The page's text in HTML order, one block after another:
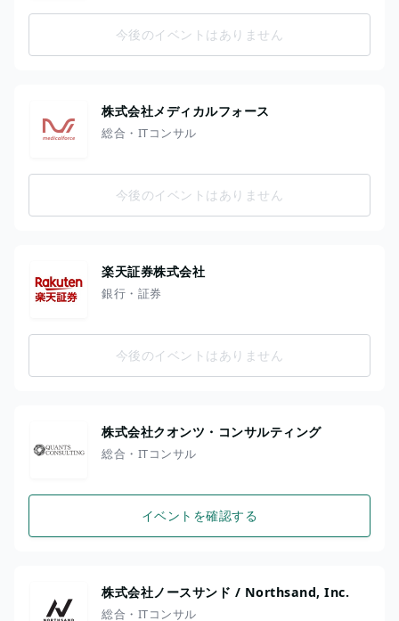
今後のイベントはありません
株式会社メディカルフォース
総合・ITコンサル
今後のイベントはありません
楽天証券株式会社
銀行・証券
今後のイベントはありません
株式会社クオンツ・コンサルティング
総合・ITコンサル
イベントを確認する
株式会社ノースサンド / Northsand, Inc.
総合・ITコンサル